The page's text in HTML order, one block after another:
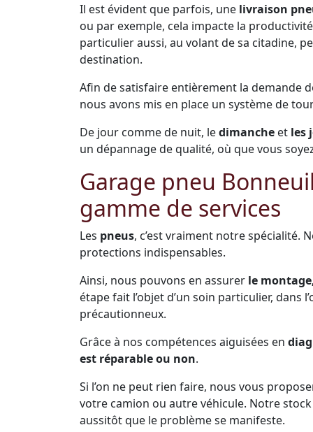
Il est évident que parfois, une livraison
ou par exemple, cela impacte la
particulier aussi, au volant de sa citadine,
destination.
Afin de satisfaire entièrement la demande
nous avons mis en place un système de
De jour comme de nuit, ledimanche et les
un dépannage de qualité, où que vous
Garage pneu
gamme de services
Les pneus, c’est vraiment notre spécialité.
protections indispensables.
Ainsi, nous pouvons en assurer le
étape fait l’objet d’un soin particulier, dans
précautionneux.
Grâce à nos compétences aiguisées en
est réparable ou non.
Si l’on ne peut rien faire, nous vous
votre camion ou autre véhicule. Notre
aussitôt que le problème se manifeste.